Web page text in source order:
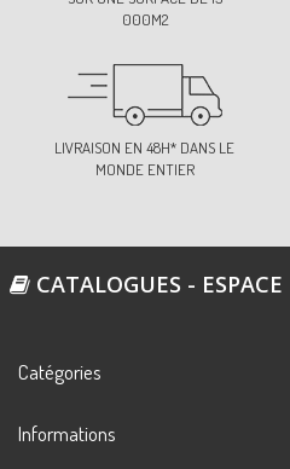
000M2
LIVRAISON EN 48H* DANS LE
MONDE ENTIER
CATALOGUES -
Catégories
Informations